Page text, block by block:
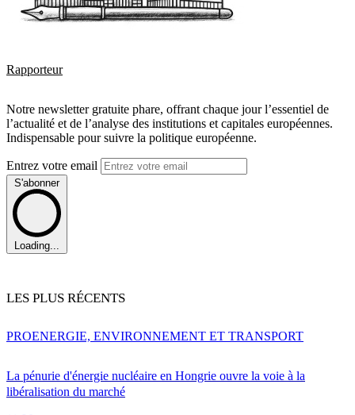
Rapporteur
Notre newsletter gratuite phare, offrant chaque jour l’essentiel de
l’actualité et de l’analyse des institutions et capitales européennes.
Indispensable pour suivre la politique européenne.
Entrez votre email
S'abonner
Loading...
LES PLUS RÉCENTS
La pénurie d'énergie nucléaire en Hongrie ouvre la voie à la
libéralisation du marché
PROENERGIE, ENVIRONNEMENT ET TRANSPORT